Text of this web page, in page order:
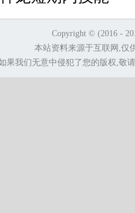
Copyright © (2016 -
本站资料来源于互联网,仅
果我们无意中侵犯了您的版权,敬